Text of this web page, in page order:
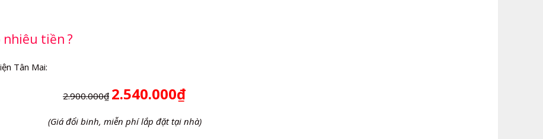
nhiêu tiền ?
Tân Mai:
2.900.000₫ 2.540.000₫
(Giá đổi binh, miễn phí lắp đặt tại nhà)